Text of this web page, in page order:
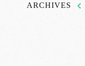
ARCHIVES